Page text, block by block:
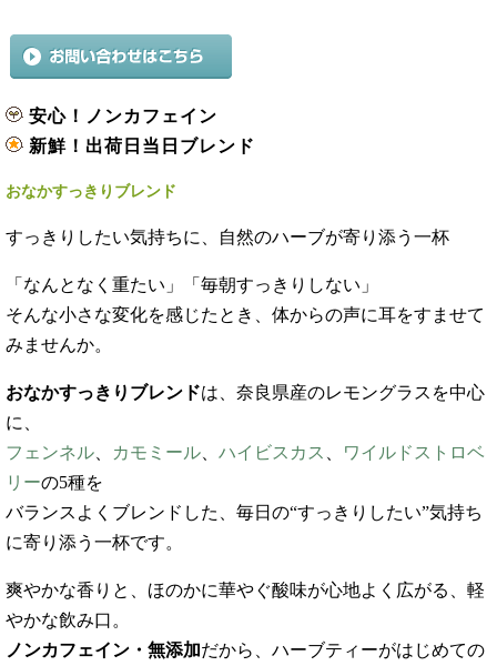
安心！ノンカフェイン
新鮮！出荷日当日ブレンド
おなかすっきりブレンド
すっきりしたい気持ちに、自然のハーブが寄り添う一杯
「なんとなく重たい」「毎朝すっきりしない」
そんな小さな変化を感じたとき、体からの声に耳をすませて
みませんか。
おなかすっきりブレンドは、奈良県産のレモングラスを中心
に、
フェンネル
カモミール ハイビスカス
ワイルドストロベ
リーの5種を
バランスよくブレンドした、毎日の“すっきりしたい”気持ち
に寄り添う一杯です。
爽やかな香りと、ほのかに華やぐ酸味が心地よく広がる、軽
やかな飲み口。
ノンカフェイン・無添加だから、ハーブティーがはじめての